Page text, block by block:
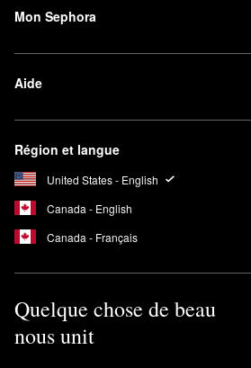
Mon Sephora
Aide
Région et langue
United States - English
Canada - English
Canada - Français
Quelque chose de beau
nous unit